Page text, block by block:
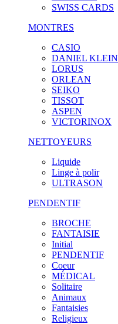
SWISS CARDS
MONTRES
CASIO
DANIEL KLEIN
LORUS
ORLEAN
SEIKO
TISSOT
ASPEN
VICTORINOX
NETTOYEURS
Liquide
Linge à polir
ULTRASON
PENDENTIF
BROCHE
FANTAISIE
Initial
PENDENTIF
Coeur
MÉDICAL
Solitaire
Animaux
Fantaisies
Religieux